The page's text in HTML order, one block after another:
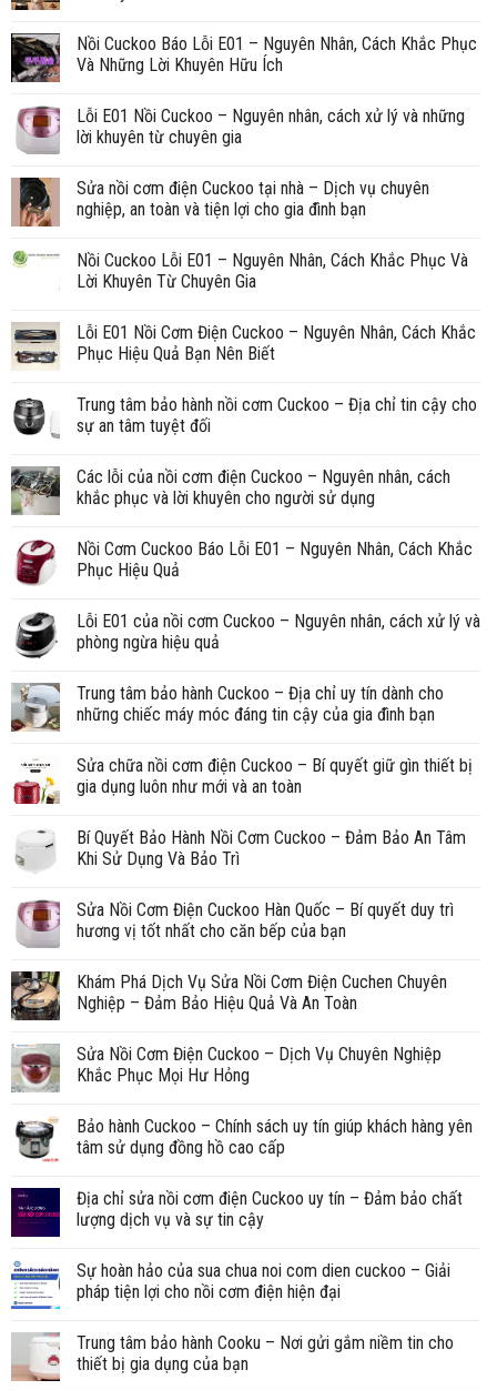
Nồi Cuckoo Báo Lỗi E01 – Nguyên Nhân, Cách Khắc Phục
Và Những Lời Khuyên Hữu Ích
Lỗi E01 Nồi Cuckoo – Nguyên nhân, cách xử lý và những
lời khuyên từ chuyên gia
Sửa nồi cơm điện Cuckoo tại nhà – Dịch vụ chuyên
nghiệp, an toàn và tiện lợi cho gia đình bạn
Nồi Cuckoo Lỗi E01 – Nguyên Nhân, Cách Khắc Phục Và
Lời Khuyên Từ Chuyên Gia
Lỗi E01 Nồi Cơm Điện Cuckoo – Nguyên Nhân, Cách Khắc
Phục Hiệu Quả Bạn Nên Biết
Trung tâm bảo hành nồi cơm Cuckoo – Địa chỉ tin cậy cho
sự an tâm tuyệt đối
Các lỗi của nồi cơm điện Cuckoo – Nguyên nhân, cách
khắc phục và lời khuyên cho người sử dụng
Nồi Cơm Cuckoo Báo Lỗi E01 – Nguyên Nhân, Cách Khắc
Phục Hiệu Quả
Lỗi E01 của nồi cơm Cuckoo – Nguyên nhân, cách xử lý và
phòng ngừa hiệu quả
Trung tâm bảo hành Cuckoo – Địa chỉ uy tín dành cho
những chiếc máy móc đáng tin cậy của gia đình bạn
Sửa chữa nồi cơm điện Cuckoo – Bí quyết giữ gìn thiết bị
gia dụng luôn như mới và an toàn
Bí Quyết Bảo Hành Nồi Cơm Cuckoo – Đảm Bảo An Tâm
Khi Sử Dụng Và Bảo Trì
Sửa Nồi Cơm Điện Cuckoo Hàn Quốc – Bí quyết duy trì
hương vị tốt nhất cho căn bếp của bạn
Khám Phá Dịch Vụ Sửa Nồi Cơm Điện Cuchen Chuyên
Nghiệp – Đảm Bảo Hiệu Quả Và An Toàn
Sửa Nồi Cơm Điện Cuckoo – Dịch Vụ Chuyên Nghiệp
Khắc Phục Mọi Hư Hỏng
Bảo hành Cuckoo – Chính sách uy tín giúp khách hàng yên
tâm sử dụng đồng hồ cao cấp
Địa chỉ sửa nồi cơm điện Cuckoo uy tín – Đảm bảo chất
lượng dịch vụ và sự tin cậy
Sự hoàn hảo của sua chua noi com dien cuckoo – Giải
pháp tiện lợi cho nồi cơm điện hiện đại
Trung tâm bảo hành Cooku – Nơi gửi gắm niềm tin cho
thiết bị gia dụng của bạn